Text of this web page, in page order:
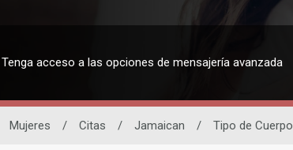
Tenga acceso a las opciones de mensajería avanzada
Mujeres / Citas / Jamaican / Tipo de Cuerpo